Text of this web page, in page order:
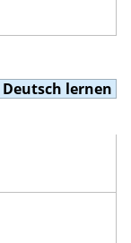
lernen